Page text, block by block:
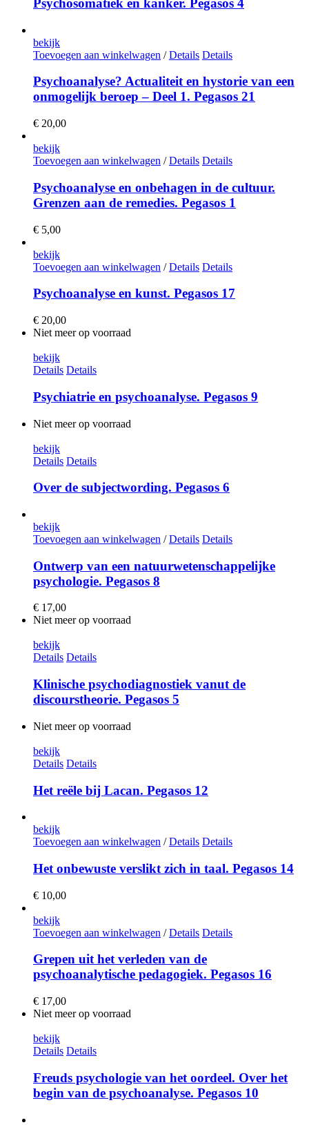
Psychosomatiek en kanker. Pegasos 4
bekijk
Toevoegen aan winkelwagen / Details Details
Psychoanalyse? Actualiteit en hystorie van een
onmogelijk beroep – Deel 1. Pegasos 21
€ 20,00
bekijk
Toevoegen aan winkelwagen / Details Details
Psychoanalyse en onbehagen in de cultuur.
Grenzen aan de remedies. Pegasos 1
€ 5,00
bekijk
Toevoegen aan winkelwagen / Details Details
Psychoanalyse en kunst. Pegasos 17
€ 20,00
Niet meer op voorraad
bekijk
Details Details
Psychiatrie en psychoanalyse. Pegasos 9
Niet meer op voorraad
bekijk
Details Details
Over de subjectwording. Pegasos 6
bekijk
Toevoegen aan winkelwagen / Details Details
Ontwerp van een natuurwetenschappelijke
psychologie. Pegasos 8
€ 17,00
Niet meer op voorraad
bekijk
Details Details
Klinische psychodiagnostiek vanut de
discourstheorie. Pegasos 5
Niet meer op voorraad
bekijk
Details Details
Het reële bij Lacan. Pegasos 12
bekijk
Toevoegen aan winkelwagen / Details Details
Het onbewuste verslikt zich in taal. Pegasos 14
€ 10,00
bekijk
Toevoegen aan winkelwagen / Details Details
Grepen uit het verleden van de
psychoanalytische pedagogiek. Pegasos 16
€ 17,00
Niet meer op voorraad
bekijk
Details Details
Freuds psychologie van het oordeel. Over het
begin van de psychoanalyse. Pegasos 10